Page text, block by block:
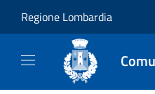
Regione Lombardia